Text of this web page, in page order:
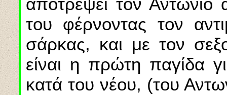
του φέρνοντας τον
σάρκας, και με τον
είναι η πρώτη παγίδα
κατά του νέου, (του